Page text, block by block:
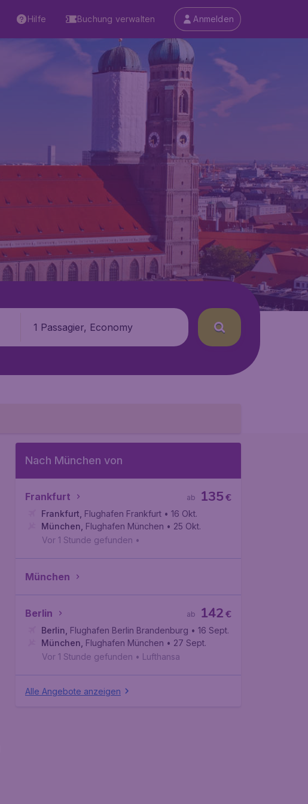
Hilfe Buchung verwalten Anmelden
1 Passagier, Economy
Nach München von
Frankfurt €
135
ab
Frankfurt Flughafen Frankfurt • 16 Okt.
München Flughafen München • 25 Okt.
Vor 1 Stunde gefunden •
München
Berlin €
142
ab
Berlin Flughafen Berlin Brandenburg • 16 Sept.
München Flughafen München • 27 Sept.
Vor 1 Stunde gefunden • Lufthansa
Alle Angebote anzeigen